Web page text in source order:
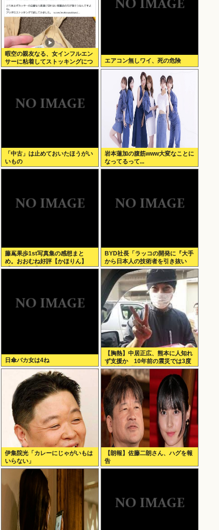
暇空の親友なる、女インフルエン
サーに粘着してストッキングにつ
いて語りだし嫌儲卿として格を見
エアコン無しワイ、死の危険
「中古」は止めておいたほうがい
いもの
岩本蓮加の腹筋www大変なことに
なってるって...
藤嶌果歩1st写真集の感想まと
め。おおむね好評【かほりん】
【日向坂46】
BYD社長「ラッコの開発に『大手
から日本人の技術者を引き抜い
た』って噂は嘘。開発チームに日
本人は0人です」
日傘バカ女は4ね
【胸熱】中居正広、熊本に人知れ
ず支援か 10年前の震災では3度
現地入り「誰にも知られなくて良
い」
伊集院光「カレーにじゃがいもは
いらない」
【朗報】佐藤二朗さん、ハグを報
告